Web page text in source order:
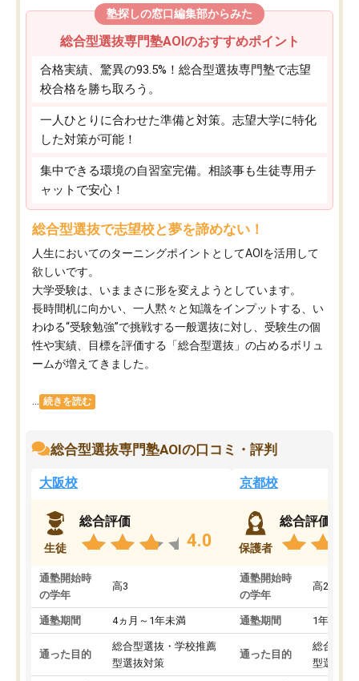
塾探しの窓口編集部からみた
総合型選抜専門塾AOIのおすすめポイント
合格実績、驚異の93.5%！総合型選抜専門塾で志望
校合格を勝ち取ろう。
一人ひとりに合わせた準備と対策。志望大学に特化
した対策が可能！
集中できる環境の自習室完備。相談事も生徒専用チ
ャットで安心！
総合型選抜で志望校と夢を諦めない！
人生においてのターニングポイントとしてAOIを活用して
欲しいです。
大学受験は、いままさに形を変えようとしています。
長時間机に向かい、一人黙々と知識をインプットする、い
わゆる“受験勉強”で挑戦する一般選抜に対し、受験生の個
性や実績、目標を評価する「総合型選抜」の占めるボリュ
ームが増えてきました。
続きを読む
総合型選抜専門塾AOIの口コミ・評判
大阪校
生徒
総合評価
4.0
通塾開始時
の学年
高3
通塾期間 4ヵ月～1年未満
通った目的
総合型選抜・学校推薦
型選抜対策
京都校
保護者
総合評価
通塾開始時
の学年
高2
通塾期間 1年以上
通った目的
総合型選
型選抜対